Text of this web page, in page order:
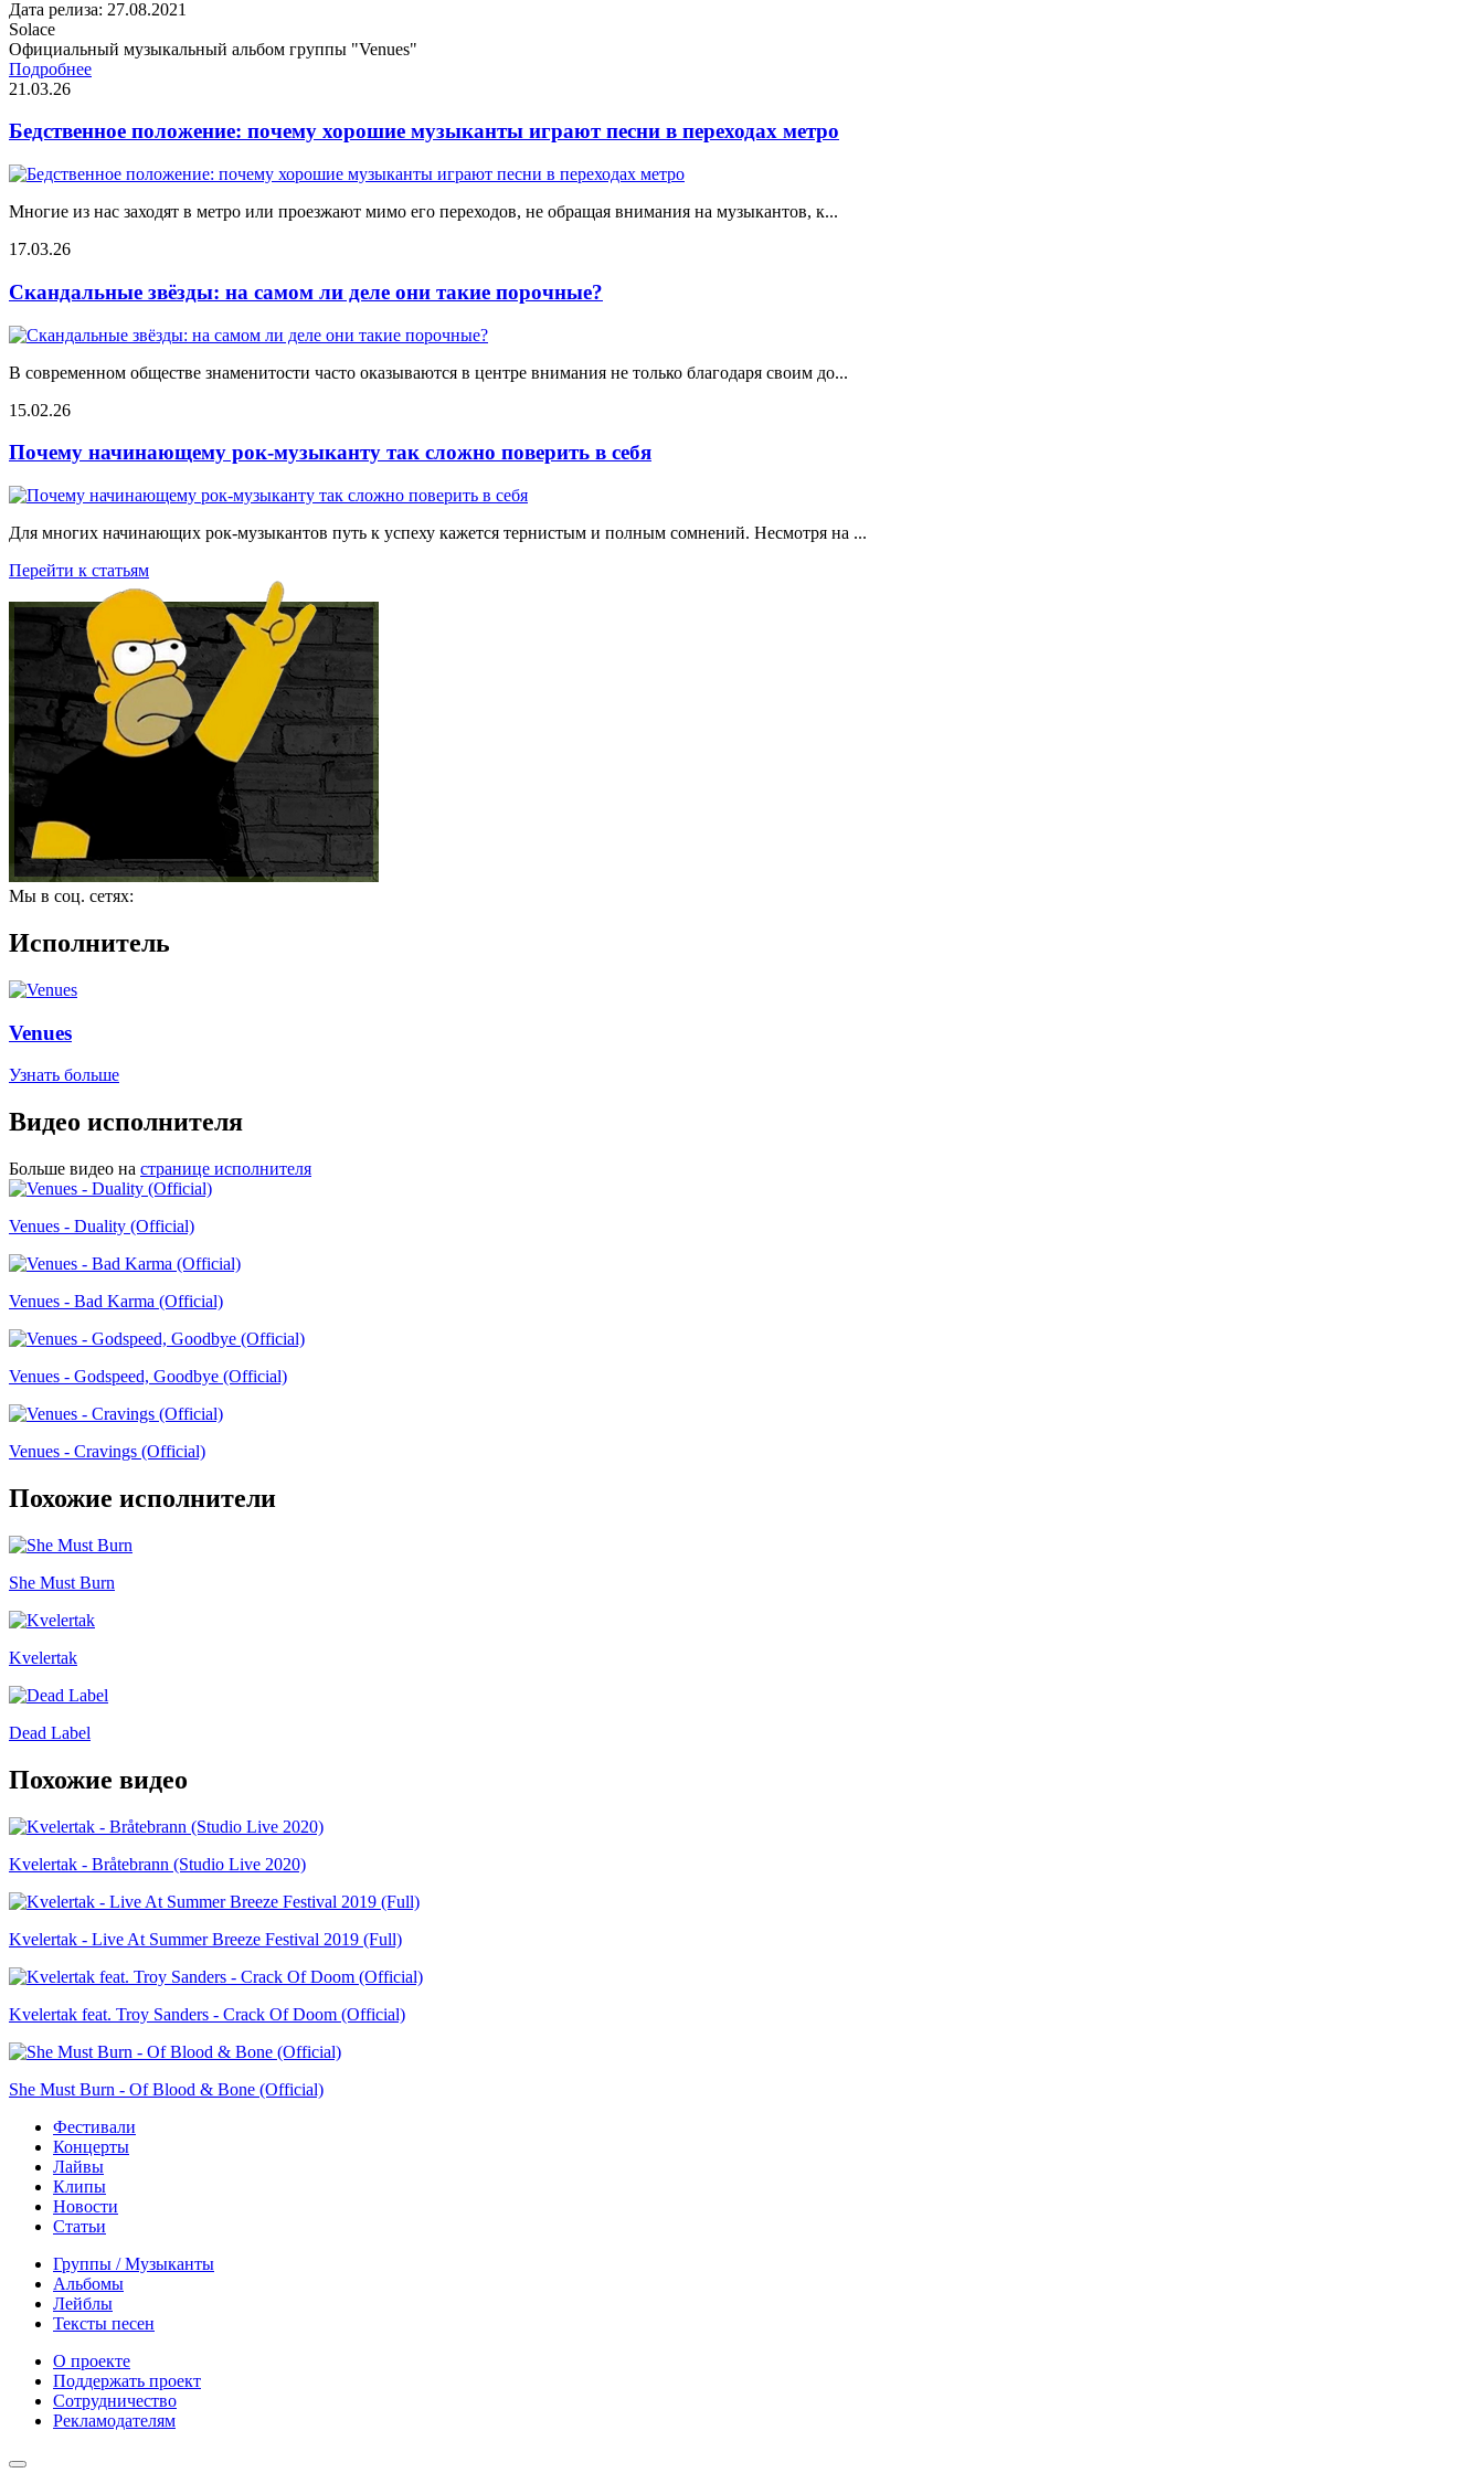
Дата релиза: 27.08.2021
Solace
Официальный музыкальный альбом группы "Venues"
Подробнее
21.03.26
Бедственное положение: почему хорошие музыканты играют песни в переходах метро
Многие из нас заходят в метро или проезжают мимо его переходов, не обращая внимания на музыкантов, к...
17.03.26
Скандальные звёзды: на самом ли деле они такие порочные?
В современном обществе знаменитости часто оказываются в центре внимания не только благодаря своим до...
15.02.26
Почему начинающему рок-музыканту так сложно поверить в себя
Для многих начинающих рок-музыкантов путь к успеху кажется тернистым и полным сомнений. Несмотря на ...
Перейти к статьям
Мы в соц. сетях:
Исполнитель
Venues
Узнать больше
Видео исполнителя
Больше видео на странице исполнителя
Venues - Duality (Official)
Venues - Bad Karma (Official)
Venues - Godspeed, Goodbye (Official)
Venues - Cravings (Official)
Похожие исполнители
She Must Burn
Kvelertak
Dead Label
Похожие видео
Kvelertak - Bråtebrann (Studio Live 2020)
Kvelertak - Live At Summer Breeze Festival 2019 (Full)
Kvelertak feat. Troy Sanders - Crack Of Doom (Official)
She Must Burn - Of Blood & Bone (Official)
Фестивали
Концерты
Лайвы
Клипы
Новости
Статьи
Группы / Музыканты
Альбомы
Лейблы
Тексты песен
О проекте
Поддержать проект
Сотрудничество
Рекламодателям